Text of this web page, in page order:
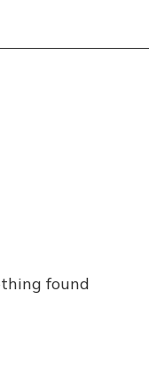
found